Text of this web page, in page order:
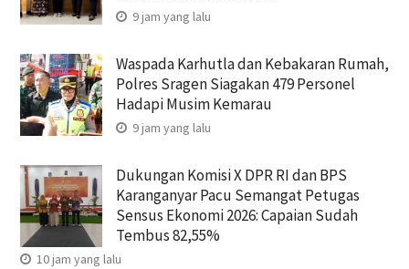
9 jam yang lalu
Waspada Karhutla dan Kebakaran Rumah,
Polres Sragen Siagakan 479 Personel
Hadapi Musim Kemarau
9 jam yang lalu
Dukungan Komisi X DPR RI dan BPS
Karanganyar Pacu Semangat Petugas
Sensus Ekonomi 2026: Capaian Sudah
Tembus 82,55%
10 jam yang lalu